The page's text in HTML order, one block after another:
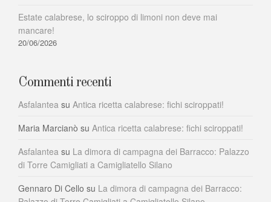
Estate calabrese, lo sciroppo di limoni non deve mai
mancare!
20/06/2026
Commenti recenti
Asfalantea su Antica ricetta calabrese: fichi sciroppati!
Maria Marcianò su Antica ricetta calabrese: fichi sciroppati!
Asfalantea su La dimora di campagna dei Barracco: Palazzo
di Torre Camigliati a Camigliatello Silano
Gennaro Di Cello su La dimora di campagna dei Barracco: